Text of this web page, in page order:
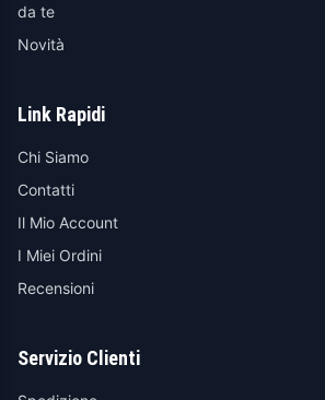
da te
Novità
Link Rapidi
Chi Siamo
Contatti
Il Mio Account
I Miei Ordini
Recensioni
Servizio Clienti